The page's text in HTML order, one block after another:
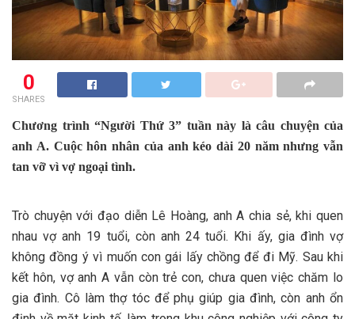
0
SHARES
Chương trình “Người Thứ 3” tuần này là câu chuyện của
anh A. Cuộc hôn nhân của anh kéo dài 20 năm nhưng vẫn
tan vỡ vì vợ ngoại tình.
Trò chuyện với đạo diễn Lê Hoàng, anh A chia sẻ, khi quen
nhau vợ anh 19 tuổi, còn anh 24 tuổi. Khi ấy, gia đình vợ
không đồng ý vì muốn con gái lấy chồng để đi Mỹ. Sau khi
kết hôn, vợ anh A vẫn còn trẻ con, chưa quen việc chăm lo
gia đình. Cô làm thợ tóc để phụ giúp gia đình, còn anh ổn